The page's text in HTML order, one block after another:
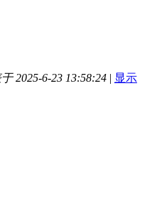
2025-6-23 13:58:24 | 显示